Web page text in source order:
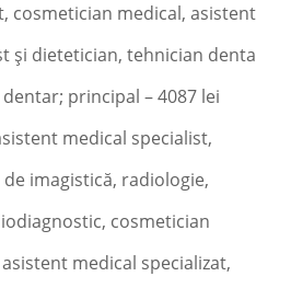
cosmetician medical, asistent
şi dietetician, tehnician denta
principal – 4087 lei
medical specialist,
imagistică, radiologie,
cosmetician
medical specializat,